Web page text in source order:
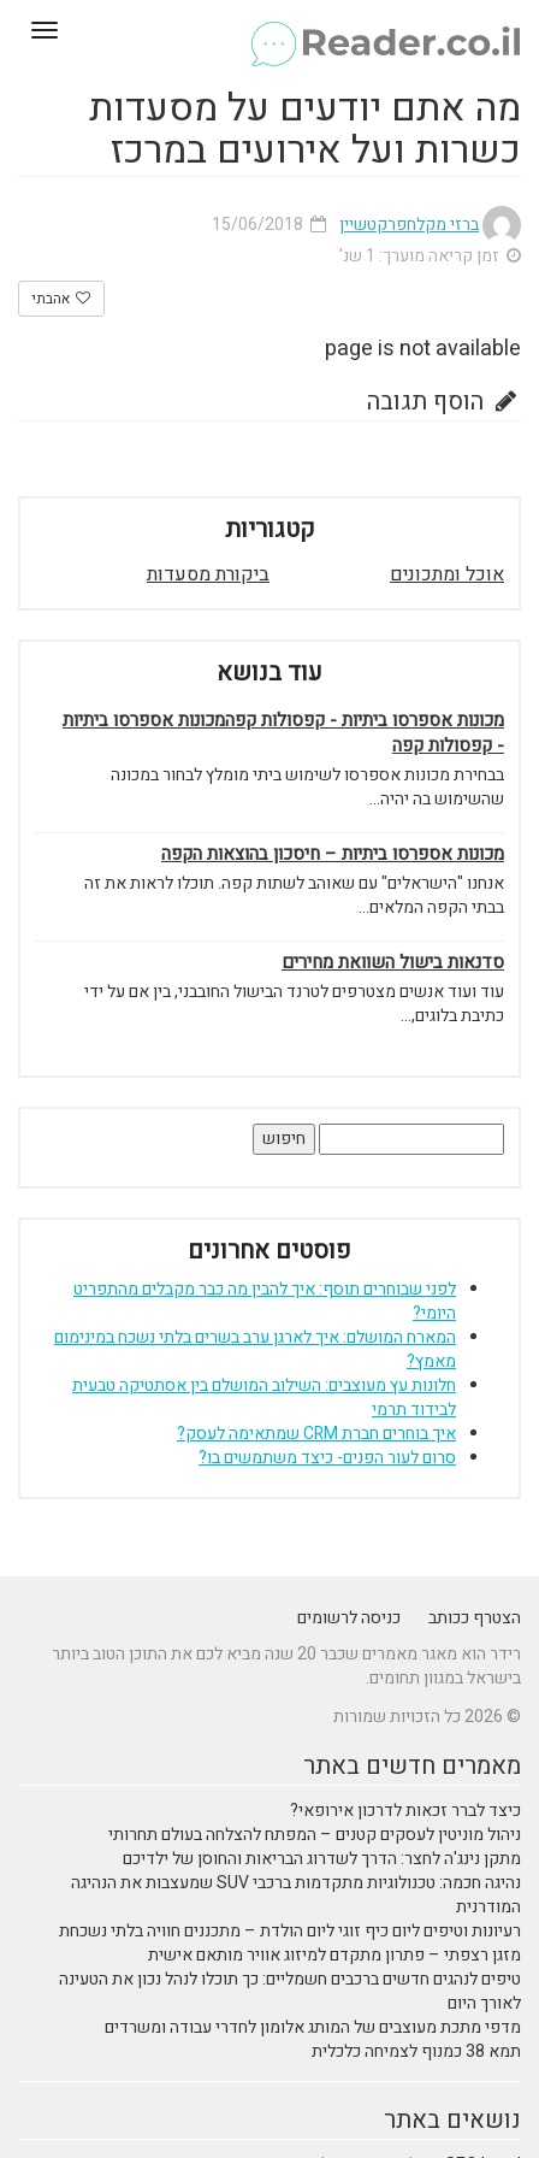
מה אתם יודעים על מסעדות
כשרות ועל אירועים במרכז
ברזי מקלחפרקטשיין
זמן קריאה מוערך: 1 שנ'
אהבתי
page is not available
הוסף תגובה
קטגוריות
אוכל ומתכונים ביקורת מסעדות
עוד בנושא
מכונות אספרסו ביתיות - קפסולות קפהמכונות אספרסו ביתיות
- קפסולות קפה
בבחירת מכונות אספרסו לשימוש ביתי מומלץ לבחור במכונה
שהשימוש בה יהיה...
מכונות אספרסו ביתיות – חיסכון בהוצאות הקפה
אנחנו "הישראלים" עם שאוהב לשתות קפה. תוכלו לראות את זה
בבתי הקפה המלאים...
סדנאות בישול השוואת מחירים
עוד ועוד אנשים מצטרפים לטרנד הבישול החובבני, בין אם על ידי
כתיבת בלוגים,...
חיפוש:
פוסטים אחרונים
לפני שבוחרים תוסף: איך להבין מה כבר מקבלים מהתפריט
היומי?
המארח המושלם: איך לארגן ערב בשרים בלתי נשכח במינימום
מאמץ?
חלונות עץ מעוצבים: השילוב המושלם בין אסתטיקה טבעית
לבידוד תרמי
איך בוחרים חברת CRM שמתאימה לעסק?
סרום לעור הפנים- כיצד משתמשים בו?
הצטרף ככותב
כניסה לרשומים
רידר הוא מאגר מאמרים שכבר 20 שנה מביא לכם את התוכן הטוב ביותר
בישראל במגוון תחומים.
© 2026 כל הזכויות שמורות
מאמרים חדשים באתר
כיצד לברר זכאות לדרכון אירופאי?
ניהול מוניטין לעסקים קטנים – המפתח להצלחה בעולם תחרותי
מתקן נינג'ה לחצר: הדרך לשדרוג הבריאות והחוסן של ילדיכם
נהיגה חכמה: טכנולוגיות מתקדמות ברכבי SUV שמעצבות את הנהיגה
המודרנית
רעיונות וטיפים ליום כיף זוגי ליום הולדת – מתכננים חוויה בלתי נשכחת
מזגן רצפתי – פתרון מתקדם למיזוג אוויר מותאם אישית
טיפים לנהגים חדשים ברכבים חשמליים: כך תוכלו לנהל נכון את הטעינה
לאורך היום
מדפי מתכת מעוצבים של המותג אלומון לחדרי עבודה ומשרדים
תמא 38 כמנוף לצמיחה כלכלית
נושאים באתר